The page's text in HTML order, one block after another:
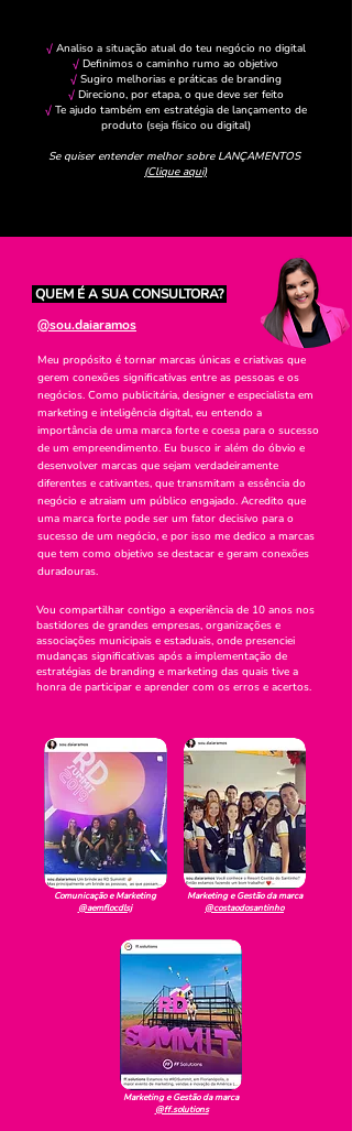
√ Analiso a situação atual do teu negócio no digital
√ Definimos o caminho rumo ao objetivo
√ Sugiro melhorias e práticas de branding
√ Direciono, por etapa, o que deve ser feito
√ Te ajudo também em estratégia de lançamento de
produto (seja físico ou digital)
Se quiser entender melhor sobre LANÇAMENTOS
(Clique aqui)
QUEM É A SUA CONSULTORA?
@sou.daiaramos
Meu propósito é tornar marcas únicas e criativas que
gerem conexões significativas entre as pessoas e os
negócios. Como publicitária, designer e especialista em
marketing e inteligência digital, eu entendo a
importância de uma marca forte e coesa para o sucesso
de um empreendimento. Eu busco ir além do óbvio e
desenvolver marcas que sejam verdadeiramente
diferentes e cativantes, que transmitam a essência do
negócio e atraiam um público engajado. Acredito que
uma marca forte pode ser um fator decisivo para o
sucesso de um negócio, e por isso me dedico a marcas
que tem como objetivo se destacar e geram conexões
duradouras.
Vou compartilhar contigo a experiência de 10 anos nos
bastidores de grandes empresas, organizações e
associações municipais e estaduais, onde presenciei
mudanças significativas após a implementação de
estratégias de branding e marketing das quais tive a
honra de participar e aprender com os erros e acertos.
Comunicação e Marketing
@aemflocdlsj
Marketing e Gestão da marca
@costaodosantinho
Marketing e Gestão da marca
@ff.solutions